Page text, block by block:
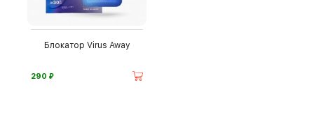
Блокатор Virus Away
290 ⃏